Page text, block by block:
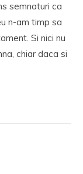
semnaturi ca
n-am timp sa
Si nici nu
chiar daca si